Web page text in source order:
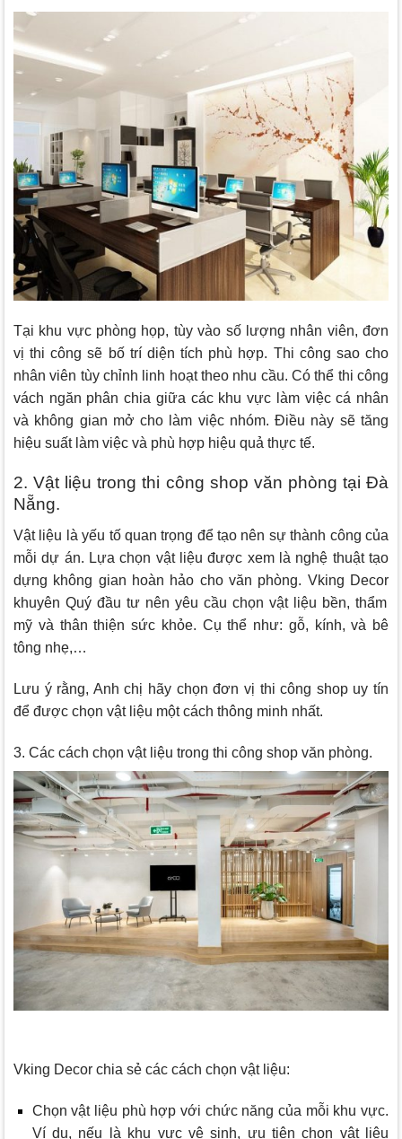
Tại khu vực phòng họp, tùy vào số lượng nhân viên, đơn
vị thi công sẽ bố trí diện tích phù hợp. Thi công sao cho
nhân viên tùy chỉnh linh hoạt theo nhu cầu. Có thể thi công
vách ngăn phân chia giữa các khu vực làm việc cá nhân
và không gian mở cho làm việc nhóm. Điều này sẽ tăng
hiệu suất làm việc và phù hợp hiệu quả thực tế.
2. Vật liệu trong thi công shop văn phòng tại Đà
Nẵng.
Vật liệu là yếu tố quan trọng để tạo nên sự thành công của
mỗi dự án. Lựa chọn vật liệu được xem là nghệ thuật tạo
dựng không gian hoàn hảo cho văn phòng. Vking Decor
khuyên Quý đầu tư nên yêu cầu chọn vật liệu bền, thẩm
mỹ và thân thiện sức khỏe. Cụ thể như: gỗ, kính, và bê
tông nhẹ,…
Lưu ý rằng, Anh chị hãy chọn đơn vị thi công shop uy tín
để được chọn vật liệu một cách thông minh nhất.
3. Các cách chọn vật liệu trong thi công shop văn phòng.
Vking Decor chia sẻ các cách chọn vật liệu:
Chọn vật liệu phù hợp với chức năng của mỗi khu vực.
Ví dụ, nếu là khu vực vệ sinh, ưu tiên chọn vật liệu